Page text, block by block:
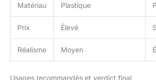
Matériau Plastique
Prix Élevé
Réalisme Moyen
Usages recommandés et verdict final